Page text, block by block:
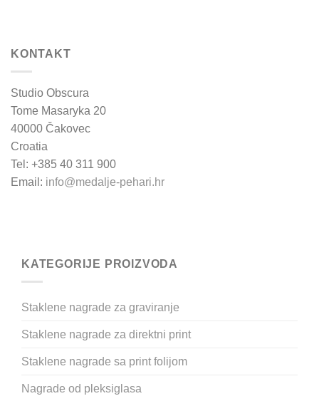
KONTAKT
Studio Obscura
Tome Masaryka 20
40000 Čakovec
Croatia
Tel: +385 40 311 900
Email: info@medalje-pehari.hr
KATEGORIJE PROIZVODA
Staklene nagrade za graviranje
Staklene nagrade za direktni print
Staklene nagrade sa print folijom
Nagrade od pleksiglasa